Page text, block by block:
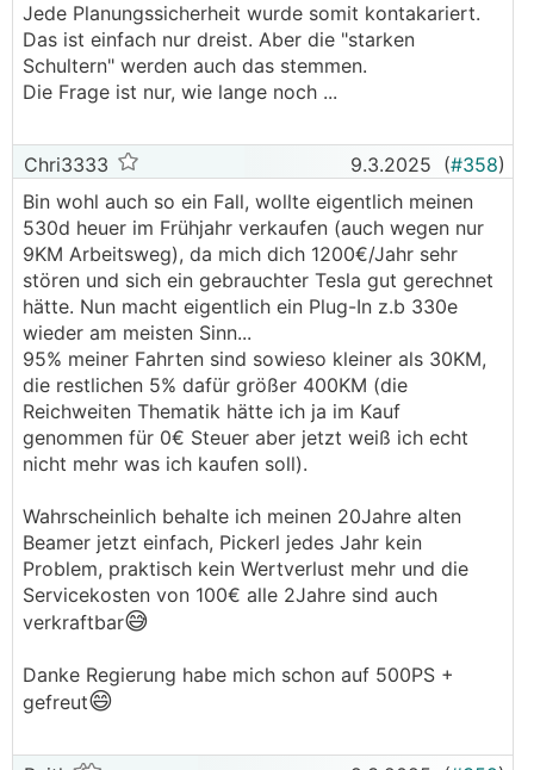
Jede Planungssicherheit wurde somit kontakariert.
Das ist einfach nur dreist. Aber die "starken
Schultern" werden auch das stemmen.
Die Frage ist nur, wie lange noch ...
Chri3333 9.3.2025 (#358)
Bin wohl auch so ein Fall, wollte eigentlich meinen
530d heuer im Frühjahr verkaufen (auch wegen nur
9KM Arbeitsweg), da mich dich 1200€/Jahr sehr
stören und sich ein gebrauchter Tesla gut gerechnet
hätte. Nun macht eigentlich ein Plug-In z.b 330e
wieder am meisten Sinn...
95% meiner Fahrten sind sowieso kleiner als 30KM,
die restlichen 5% dafür größer 400KM (die
Reichweiten Thematik hätte ich ja im Kauf
genommen für 0€ Steuer aber jetzt weiß ich echt
nicht mehr was ich kaufen soll).
Wahrscheinlich behalte ich meinen 20Jahre alten
Beamer jetzt einfach, Pickerl jedes Jahr kein
Problem, praktisch kein Wertverlust mehr und die
Servicekosten von 100€ alle 2Jahre sind auch
verkraftbar😅
Danke Regierung habe mich schon auf 500PS +
gefreut😄